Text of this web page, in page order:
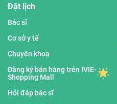
Đặt lịch
Bác sĩ
Cơ sở y tế
Chuyên khoa
Đăng ký bán hàng trên IVIE-
Shopping Mall
Hỏi đáp bác sĩ